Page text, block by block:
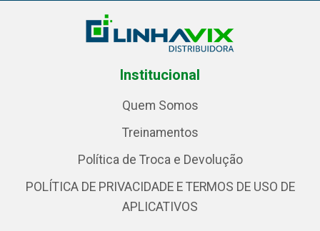
Institucional
Quem Somos
Treinamentos
Política de Troca e Devolução
POLÍTICA DE PRIVACIDADE E TERMOS DE USO DE
APLICATIVOS